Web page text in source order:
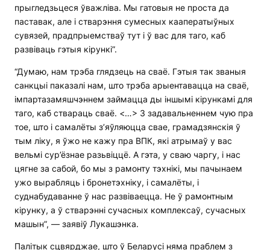
прыгледзьцеся ўважліва. Мы гатовыя не проста да
паставак, але і стварэння сумесных кааператыўных
сувязей, прадпрыемстваў тут і ў вас для таго, каб
развіваць гэтыя кірункі”.
“Думаю, нам трэба глядзець на сваё. Гэтыя так званыя
санкцыі паказалі нам, што трэба арыентавацца на сваё,
імпартазамяшчэннем займацца ды іншымі кірункамі для
таго, каб ствараць сваё. <…> З задавальненнем чую пра
тое, што і самалёты з’яўляюцца свае, грамадзянскія ў
тым ліку, я ўжо не кажу пра ВПК, які атрымаў у вас
вельмі сур’ёзнае разьвіццё. А гэта, у сваю чаргу, і нас
цягне за сабой, бо мы з рамонту тэхнікі, мы пачынаем
ужо вырабляць і бронетэхніку, і самалёты, і
суднабудаванне ў нас развіваецца. Не ў рамонтным
кірунку, а ў стварэнні сучасных комплексаў, сучасных
машын”, — заявіў Лукашэнка.
Палітык сцвярджае, што ў Беларусі няма праблем з